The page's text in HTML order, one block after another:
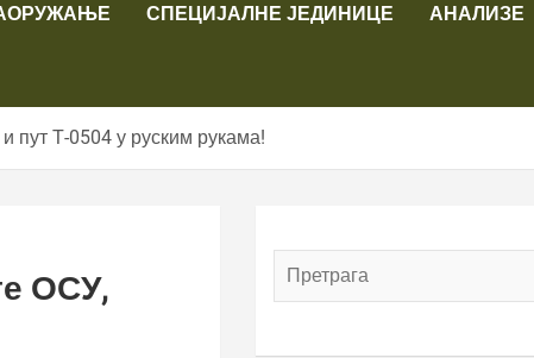
СПЕЦИЈАЛНЕ ЈЕДИНИЦЕ АНАЛИЗЕ
Т-0504 у руским рукама!
ОСУ,